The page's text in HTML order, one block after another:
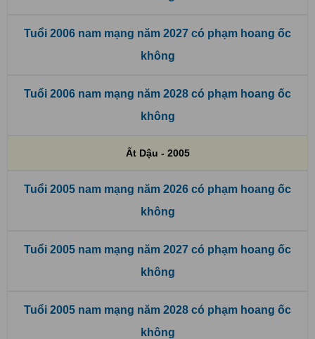
Tuổi 2006 nam mạng năm 2027 có phạm hoang ốc
không
Tuổi 2006 nam mạng năm 2028 có phạm hoang ốc
không
Ất Dậu - 2005
Tuổi 2005 nam mạng năm 2026 có phạm hoang ốc
không
Tuổi 2005 nam mạng năm 2027 có phạm hoang ốc
không
Tuổi 2005 nam mạng năm 2028 có phạm hoang ốc
không